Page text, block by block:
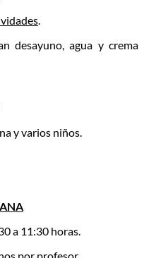
.
desayuno, agua y crema
y varios niños.
a 11:30 horas.